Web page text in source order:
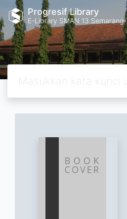
Progresif Library
E-Library SMAN 13 Semarang